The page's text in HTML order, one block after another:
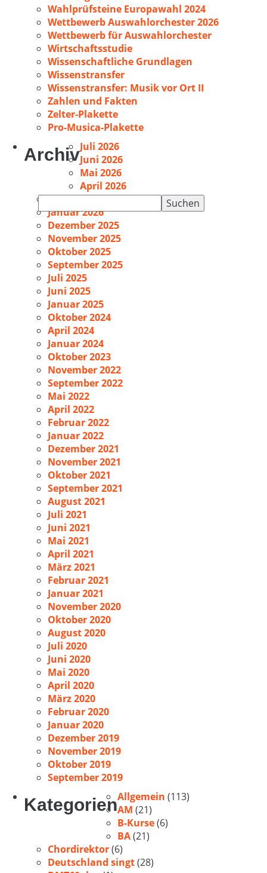
Suchen
nach:
Wahlprüfsteine Europawahl 2024
Wettbewerb Auswahlorchester 2026
Wettbewerb für Auswahlorchester
Wirtschaftsstudie
Wissenschaftliche Grundlagen
Wissenstransfer
Wissenstransfer: Musik vor Ort II
Zahlen und Fakten
Zelter-Plakette
Pro-Musica-Plakette
ArchivJuli 2026
Juni 2026
Mai 2026
April 2026
Februar 2026
Januar 2026
Dezember 2025
November 2025
Oktober 2025
September 2025
Juli 2025
Juni 2025
Januar 2025
Oktober 2024
April 2024
Januar 2024
Oktober 2023
November 2022
September 2022
Mai 2022
April 2022
Februar 2022
Januar 2022
Dezember 2021
November 2021
Oktober 2021
September 2021
August 2021
Juli 2021
Juni 2021
Mai 2021
April 2021
März 2021
Februar 2021
Januar 2021
November 2020
Oktober 2020
August 2020
Juli 2020
Juni 2020
Mai 2020
April 2020
März 2020
Februar 2020
Januar 2020
Dezember 2019
November 2019
Oktober 2019
September 2019
KategorienAllgemein (113)
AM (21)
B-Kurse(6)
BA(21)
Chordirektor(6)
Deutschland singt(28)